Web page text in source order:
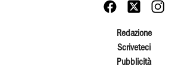
Redazione
Scriveteci
Pubblicità